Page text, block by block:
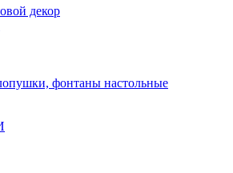
декор
фонтаны настольные